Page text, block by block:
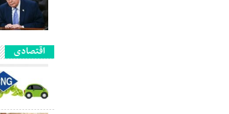
اقتصادی